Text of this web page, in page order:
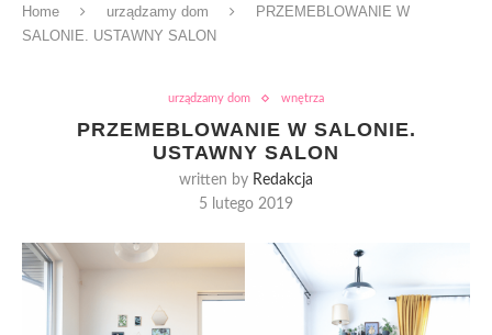
Home urządzamy dom
PRZEMEBLOWANIE W
SALONIE. USTAWNY SALON
urządzamy dom wnętrza
PRZEMEBLOWANIE W SALONIE.
USTAWNY SALON
written by Redakcja
5 lutego 2019